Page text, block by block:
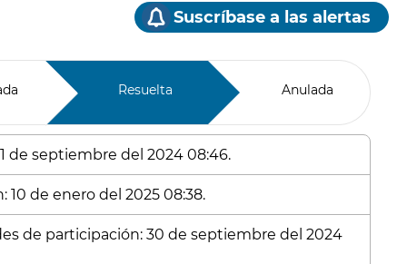
Suscríbase a las alertas
Resuelta Anulada
de septiembre del 2024 08:46.
de enero del 2025 08:38.
de participación: 30 de septiembre del 2024